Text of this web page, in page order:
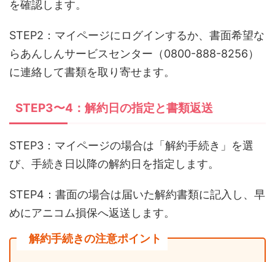
を確認します。
STEP2：マイページにログインするか、書面希望な
らあんしんサービスセンター（0800-888-8256）
に連絡して書類を取り寄せます。
STEP3〜4：解約日の指定と書類返送
STEP3：マイページの場合は「解約手続き」を選
び、手続き日以降の解約日を指定します。
STEP4：書面の場合は届いた解約書類に記入し、早
めにアニコム損保へ返送します。
解約手続きの注意ポイント